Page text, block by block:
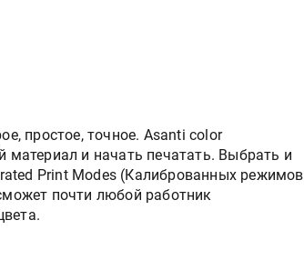
простое, точное. Asanti color
материал и начать печатать. Выбрать и
Print Modes (Калиброванных режимов
почти любой работник